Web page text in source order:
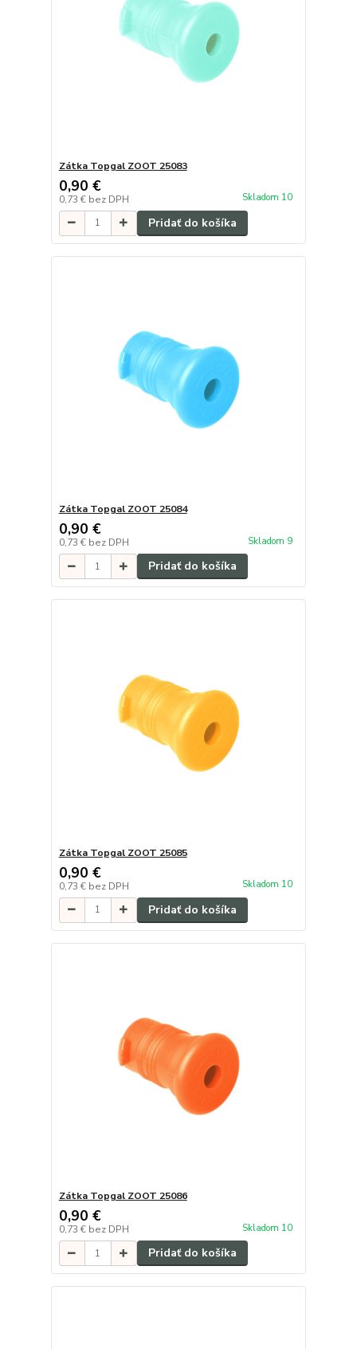
Zátka Topgal ZOOT 25083
0,90 €
0,73 € bez DPH Skladom 10
Pridať do košíka
Zátka Topgal ZOOT 25084
0,90 €
0,73 € bez DPH Skladom 9
Pridať do košíka
Zátka Topgal ZOOT 25085
0,90 €
0,73 € bez DPH Skladom 10
Pridať do košíka
Zátka Topgal ZOOT 25086
0,90 €
0,73 € bez DPH Skladom 10
Pridať do košíka